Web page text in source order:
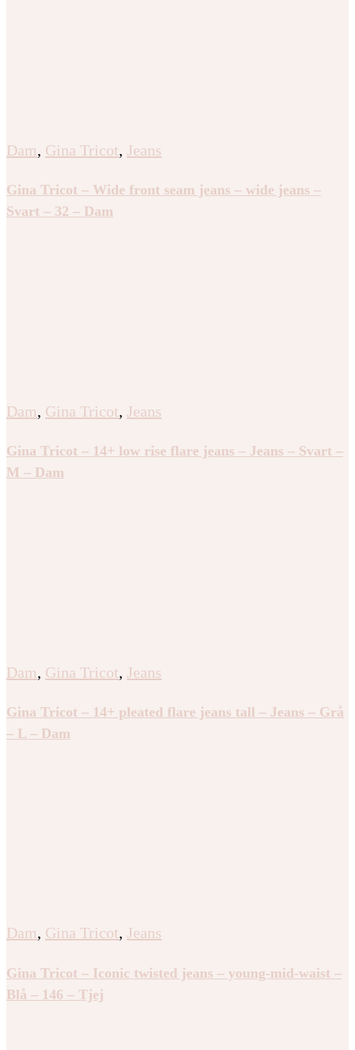
Dam, Gina Tricot, Jeans
Gina Tricot – Wide front seam jeans – wide jeans –
Svart – 32 – Dam
Dam, Gina Tricot, Jeans
Gina Tricot – 14+ low rise flare jeans – Jeans – Svart –
M – Dam
Dam, Gina Tricot, Jeans
Gina Tricot – 14+ pleated flare jeans tall – Jeans – Grå
– L – Dam
Dam, Gina Tricot, Jeans
Gina Tricot – Iconic twisted jeans – young-mid-waist –
Blå – 146 – Tjej